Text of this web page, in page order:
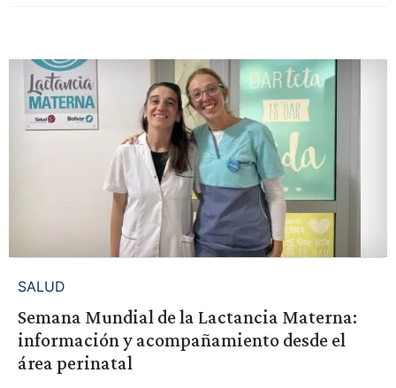
SALUD
Semana Mundial de la Lactancia Materna:
información y acompañamiento desde el
área perinatal